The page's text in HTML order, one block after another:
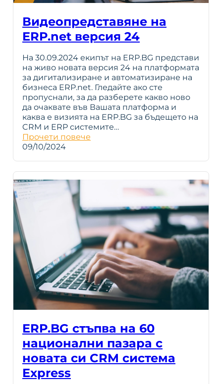
Видеопредставяне на
ERP.net версия 24
На 30.09.2024 екипът на ERP.BG представи
на живо новата версия 24 на платформата
за дигитализиране и автоматизиране на
бизнеса ERP.net. Гледайте ако сте
пропуснали, за да разберете какво ново
да очаквате във Вашата платформа и
каква е визията на ERP.BG за бъдещето на
CRM и ERP системите…
Прочети повече
09/10/2024
ERP.BG стъпва на 60
национални пазара с
новата си CRM система
Express